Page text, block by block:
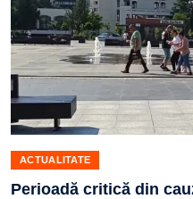
ACTUALITATE
Perioadă critică din